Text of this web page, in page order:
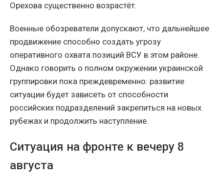
Орехова существенно возрастёт.
Военные обозреватели допускают, что дальнейшее
продвижение способно создать угрозу
оперативного охвата позиций ВСУ в этом районе.
Однако говорить о полном окружении украинской
группировки пока преждевременно: развитие
ситуации будет зависеть от способности
российских подразделений закрепиться на новых
рубежах и продолжить наступление.
Ситуация на фронте к вечеру 8
августа